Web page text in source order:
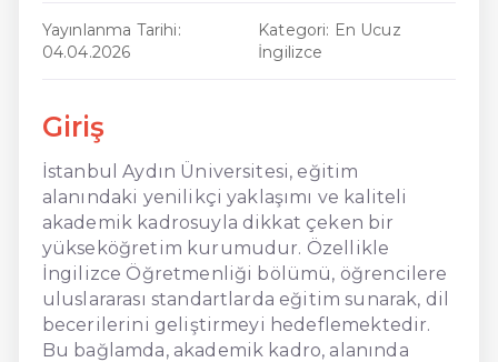
Yayınlanma Tarihi:
04.04.2026
Kategori: En Ucuz
İngilizce
Giriş
İstanbul Aydın Üniversitesi, eğitim
alanındaki yenilikçi yaklaşımı ve kaliteli
akademik kadrosuyla dikkat çeken bir
yükseköğretim kurumudur. Özellikle
İngilizce Öğretmenliği bölümü, öğrencilere
uluslararası standartlarda eğitim sunarak, dil
becerilerini geliştirmeyi hedeflemektedir.
Bu bağlamda, akademik kadro, alanında